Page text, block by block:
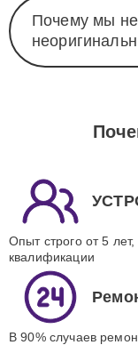
Почему мы
Опыт строго от 5
квалификации
В 90% случаев